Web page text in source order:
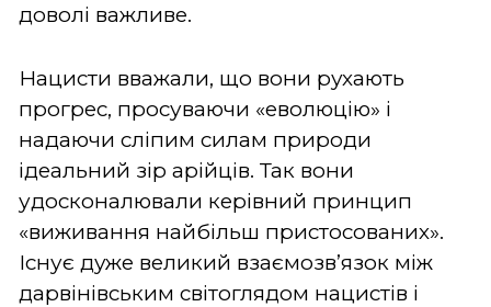
доволі важливе.
Нацисти вважали, що вони рухають
прогрес, просуваючи «еволюцію» і
надаючи сліпим силам природи
ідеальний зір арійців. Так вони
удосконалювали керівний принцип
«виживання найбільш пристосованих».
Існує дуже великий взаємозв’язок між
дарвінівським світоглядом нацистів і